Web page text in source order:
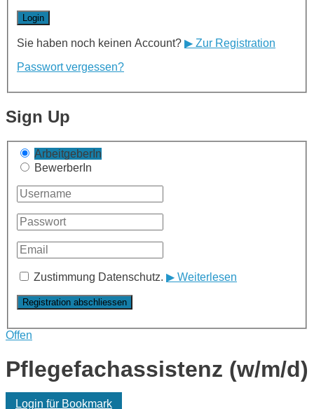
Sie haben noch keinen Account? ▶ Zur Registration
Passwort vergessen?
Sign Up
ArbeitgeberIn
BewerberIn
Zustimmung Datenschutz. ▶ Weiterlesen
Offen
Pflegefachassistenz (w/m/d)
Login für Bookmark